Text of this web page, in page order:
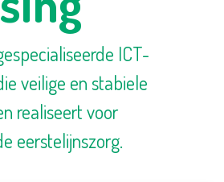
ICT-
veilige en stabiele
realiseert voor
eerstelijnszorg.